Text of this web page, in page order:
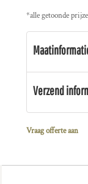
*alle getoonde
Verzend
Vraag offerte aan